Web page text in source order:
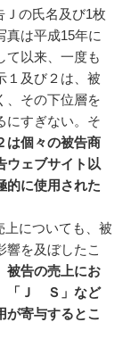
の氏名及び1枚
真は平成15年に
て以来、一度も
１及び２は、被
、その下位層を
にすぎない。そ
は個々の被告商
ウェブサイト以
的に使用された
についても、被
響を及ぼしたこ
被告の売上にお
「Ｊ Ｓ」など
が寄与するとこ